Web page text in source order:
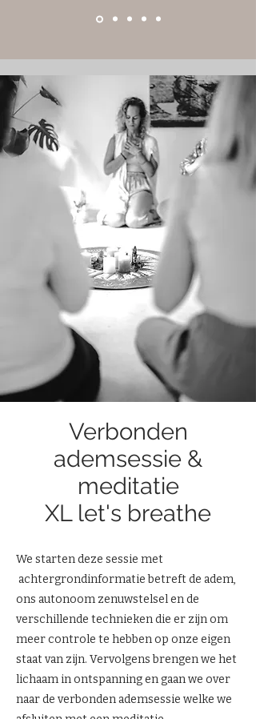
Mieke de Winter
Verbonden
ademsessie &
meditatie
XL let's breathe
We starten deze sessie met
achtergrondinformatie betreft de adem,
ons autonoom zenuwstelsel en de
verschillende technieken die er zijn om
meer controle te hebben op onze eigen
staat van zijn. Vervolgens brengen we het
lichaam in ontspanning en gaan we over
naar de verbonden ademsessie welke we